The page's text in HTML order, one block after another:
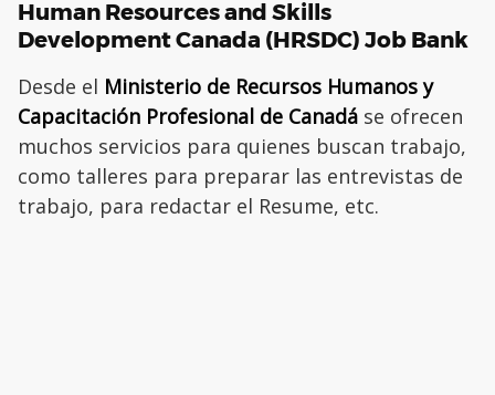
Human Resources and Skills
Development Canada (HRSDC) Job Bank
Desde el Ministerio de Recursos Humanos y
Capacitación Profesional de Canadá se ofrecen
muchos servicios para quienes buscan trabajo,
como talleres para preparar las entrevistas de
trabajo, para redactar el Resume, etc.